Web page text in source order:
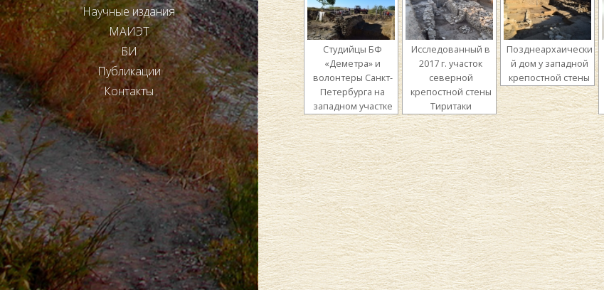
Научные издания
МАИЭТ
БИ
Публикации
Контакты
Студийцы БФ
«Деметра» и
волонтеры Санкт-
Петербурга на
западном участке
Исследованный в
2017 г. участок
северной
крепостной стены
Тиритаки
Позднеархаически
й дом у западной
крепостной стены